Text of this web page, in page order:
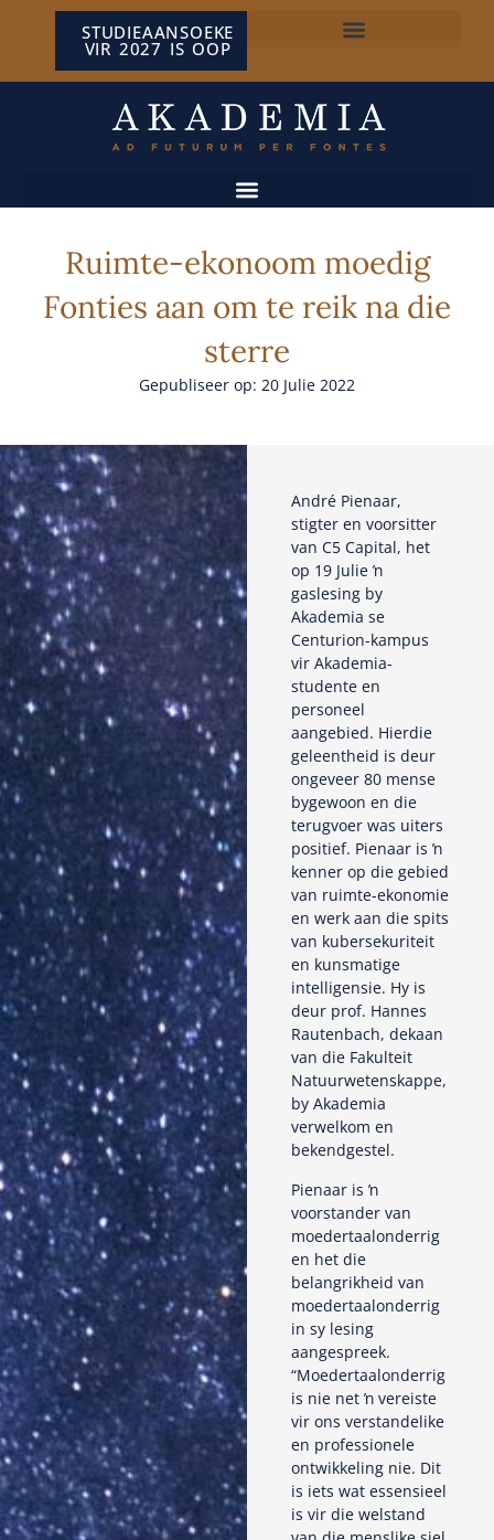
STUDIEAANSOEKE
VIR 2027 IS OOP
Ruimte-ekonoom moedig
Fonties aan om te reik na die
sterre
Gepubliseer op: 20 Julie 2022
André Pienaar,
stigter en voorsitter
van C5 Capital, het
op 19 Julie ŉ
gaslesing by
Akademia se
Centurion-kampus
vir Akademia-
studente en
personeel
aangebied. Hierdie
geleentheid is deur
ongeveer 80 mense
bygewoon en die
terugvoer was uiters
positief. Pienaar is ŉ
kenner op die gebied
van ruimte-ekonomie
en werk aan die spits
van kubersekuriteit
en kunsmatige
intelligensie. Hy is
deur prof. Hannes
Rautenbach, dekaan
van die Fakulteit
Natuurwetenskappe,
by Akademia
verwelkom en
bekendgestel.
Pienaar is ŉ
voorstander van
moedertaalonderrig
en het die
belangrikheid van
moedertaalonderrig
in sy lesing
aangespreek.
“Moedertaalonderrig
is nie net ŉ vereiste
vir ons verstandelike
en professionele
ontwikkeling nie. Dit
is iets wat essensieel
is vir die welstand